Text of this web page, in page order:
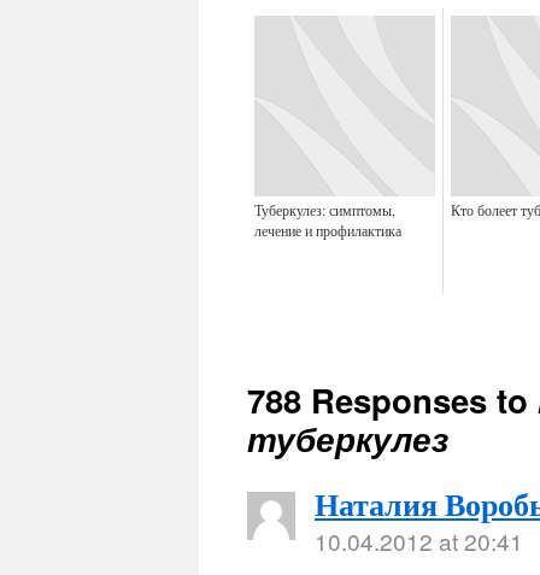
Туберкулез: симптомы,
лечение и профилактика
Кто болеет
788 Responses to
туберкулез
Наталия
10.04.2012 at 20:41